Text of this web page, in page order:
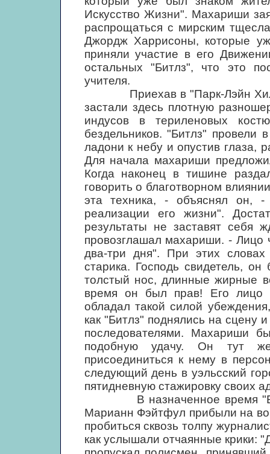
Искусство Жизни". Махариши
распрощаться с мирским
Джордж Харрисоны, которые
приняли участие в его
остальных "Битлз", что это
учителя.
Приехав в "Парк-Лэйн
застали здесь плотную
индусов в териленовых
бездельников. "Битлз" провели
ладони к небу и опустив глаза,
Для начала махариши
Когда наконец в тишине
говорить о благотворном
эта техника, - объяснял он, -
реализации его жизни".
результаты не заставят себя
провозглашал махариши. - Лицо
два-три дня". При этих
старика. Господь свидетель,
толстый нос, длинные жирные
время он был прав! Его лицо
обладал такой силой
как "Битлз" поднялись на сцену
последователями. Махариши
подобную удачу. Он тут же
присоединиться к нему в
следующий день в уэльсский
пятидневную стажировку своих
В назначенное время
Марианн Фэйтфул прибыли на
пробиться сквозь толпу
как услышали отчаянные крики: